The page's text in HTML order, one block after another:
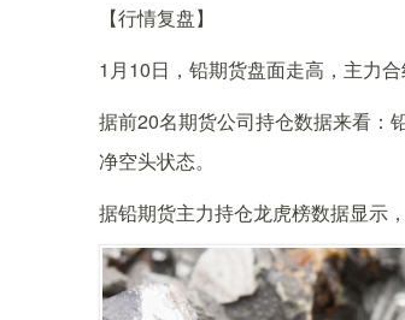
【行情复盘】
1月10日，铅期货盘面走高，主力
据前20名期货公司持仓数据来看：
净空头状态。
据铅期货主力持仓龙虎榜数据显示